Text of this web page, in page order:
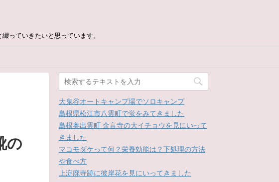
っていきたいと思っています。
の
大鬼谷オートキャンプ場でソロキャンプ
島根県松江市八雲町で蛍をみてきました
島根奥出雲町 金言寺の大イチョウを見にいって
きました
マコモダケって何？栄養効能は？下処理の方法
や食べ方
上淀廃寺跡に彼岸花を見にいってきました